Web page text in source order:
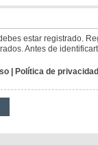
estar registrado.
Antes de
| Política de privacidad